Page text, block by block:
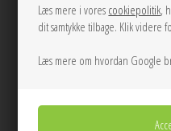
Læs mere i vores cookiepolitik,
dit samtykke tilbage. Klik videre
Læs mere om hvordan Google
Lyseblå meleret denimskjorte fra
denimkvalitet. Skjorten har
Længde: 53 cm